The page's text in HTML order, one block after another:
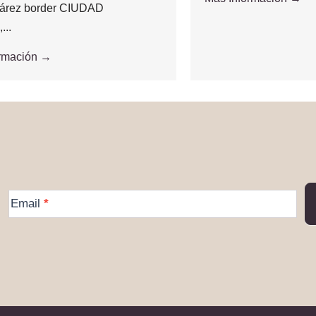
border CIUDAD
→
Information
Email*